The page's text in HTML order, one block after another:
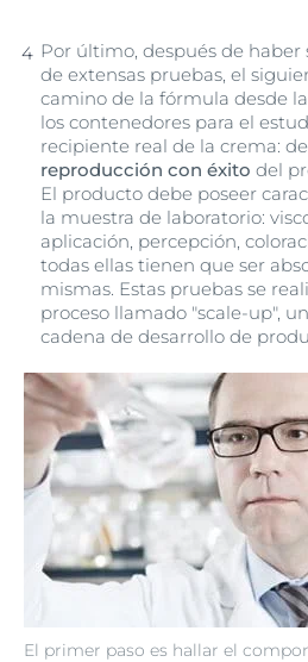
El primer paso es hallar el
Por último, después de haber
de extensas pruebas, el
camino de la fórmula desde
los contenedores para el
recipiente real de la crema:
reproducción con éxito del
El producto debe poseer
la muestra de laboratorio:
aplicación, percepción,
todas ellas tienen que ser
mismas. Estas pruebas se
proceso llamado "scale-up",
cadena de desarrollo de